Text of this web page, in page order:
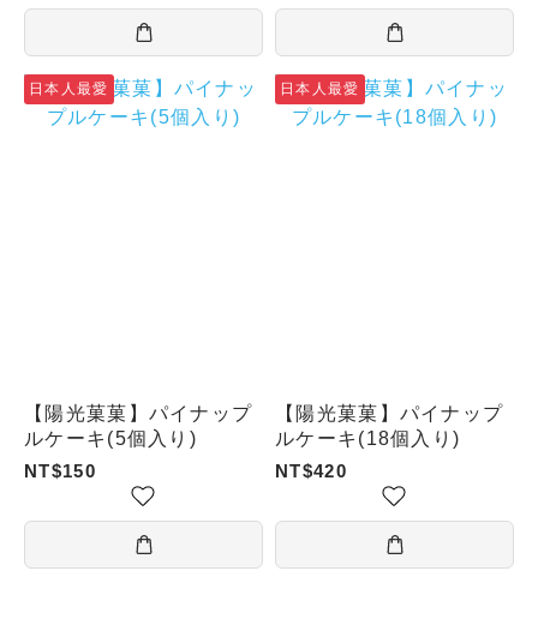
日本人最愛
【陽光菓菓】パイナップ
ルケーキ(5個入り)
NT$150
日本人最愛
【陽光菓菓】パイナップ
ルケーキ(18個入り)
NT$420